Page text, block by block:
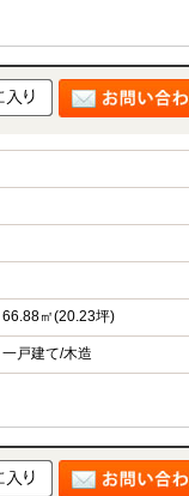
66.88㎡(20.23坪)
一戸建て/木造